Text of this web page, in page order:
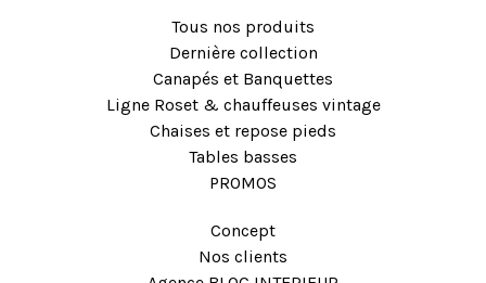
Tous nos produits
Dernière collection
Canapés et Banquettes
Ligne Roset & chauffeuses vintage
Chaises et repose pieds
Tables basses
PROMOS
Concept
Nos clients